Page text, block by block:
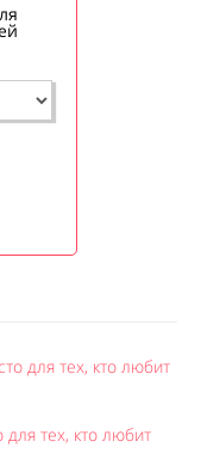
тех, кто любит